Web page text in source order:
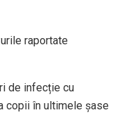
raportate
de infecție cu
copii în ultimele șase